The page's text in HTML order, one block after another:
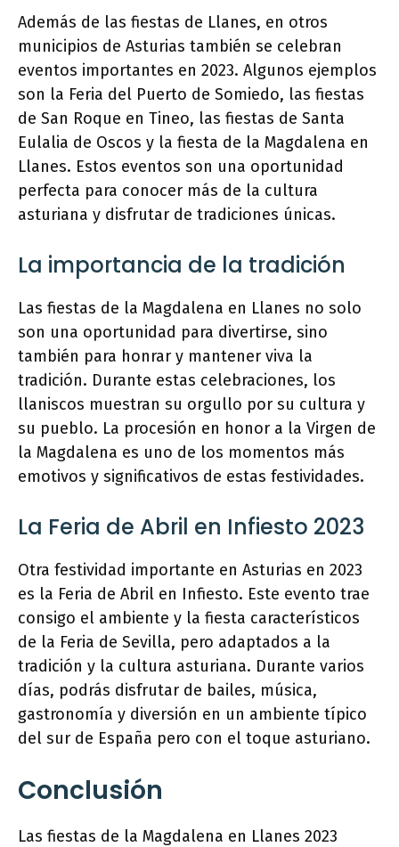
Además de las fiestas de Llanes, en otros
municipios de Asturias también se celebran
eventos importantes en 2023. Algunos ejemplos
son la Feria del Puerto de Somiedo, las fiestas
de San Roque en Tineo, las fiestas de Santa
Eulalia de Oscos y la fiesta de la Magdalena en
Llanes. Estos eventos son una oportunidad
perfecta para conocer más de la cultura
asturiana y disfrutar de tradiciones únicas.
La importancia de la tradición
Las fiestas de la Magdalena en Llanes no solo
son una oportunidad para divertirse, sino
también para honrar y mantener viva la
tradición. Durante estas celebraciones, los
llaniscos muestran su orgullo por su cultura y
su pueblo. La procesión en honor a la Virgen de
la Magdalena es uno de los momentos más
emotivos y significativos de estas festividades.
La Feria de Abril en Infiesto 2023
Otra festividad importante en Asturias en 2023
es la Feria de Abril en Infiesto. Este evento trae
consigo el ambiente y la fiesta característicos
de la Feria de Sevilla, pero adaptados a la
tradición y la cultura asturiana. Durante varios
días, podrás disfrutar de bailes, música,
gastronomía y diversión en un ambiente típico
del sur de España pero con el toque asturiano.
Conclusión
Las fiestas de la Magdalena en Llanes 2023